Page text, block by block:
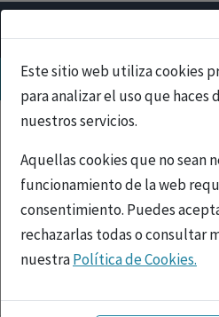
Este sitio web utiliza cookies
para analizar el uso que haces
nuestros servicios.
Aquellas cookies que no sean
funcionamiento de la web
consentimiento. Puedes
rechazarlas todas o consultar
nuestraPolítica de Cookies.
Toda la información incluida